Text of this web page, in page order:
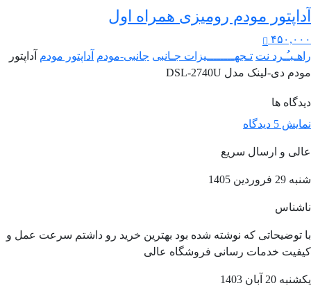
آداپتور مودم رومیزی همراه اول
۴۵۰,۰۰۰
راهـبـُـرد نت تـجهــــــــیزات جـانبی جانبی-مودم آداپتور مودم آداپتور
مودم دی‌-لینک مدل DSL-2740U
دیدگاه ها
نمایش 5 دیدگاه
عالی و ارسال سریع
شنبه 29 فروردین 1405
ناشناس
با توضیحاتی که نوشته شده بود بهترین خرید رو داشتم سرعت عمل و
کیفیت خدمات رسانی فروشگاه عالی
یکشنبه 20 آبان 1403